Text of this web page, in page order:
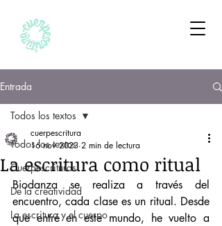
Entrada
Todos los textos
Cuerpescrituras
De la creatividad
La escritura y el cuerpo
Todos los textos
La escritura como ritual
cuerpescritura
16 nov 2023 2 min de lectura
Biodanza se realiza a través del
encuentro, cada clase es un ritual. Desde
que entré en este mundo, he vuelto a